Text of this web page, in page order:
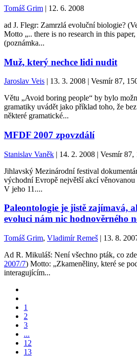
Tomáš Grim | 12. 6. 2008
ad J. Flegr: Zamrzlá evoluční biologie?
Motto „.. there is no research in this
(poznámka...
Muž, který nechce lidi nudit
Jaroslav Veis | 13. 3. 2008 | Vesmír 87,
Větu „Avoid boring people“ by bylo
gramatiky uvádět jako příklad toho, že
některé gramatické...
MFDF 2007 zpovzdálí
Stanislav Vaněk | 14. 2. 2008 | Vesmír 87,
Jihlavský Mezinárodní festival
východní Evropě největší akcí
V jeho 11....
Paleontologie je jistě zajímavá,
evoluci nám nic hodnověrného
Tomáš Grim, Vladimír Remeš | 13. 8.
Ad R. Mikuláš: Není všechno pták, co
2007/7) Motto: „Zkameněliny, které se
interagujícím...
1
2
3
...
12
13